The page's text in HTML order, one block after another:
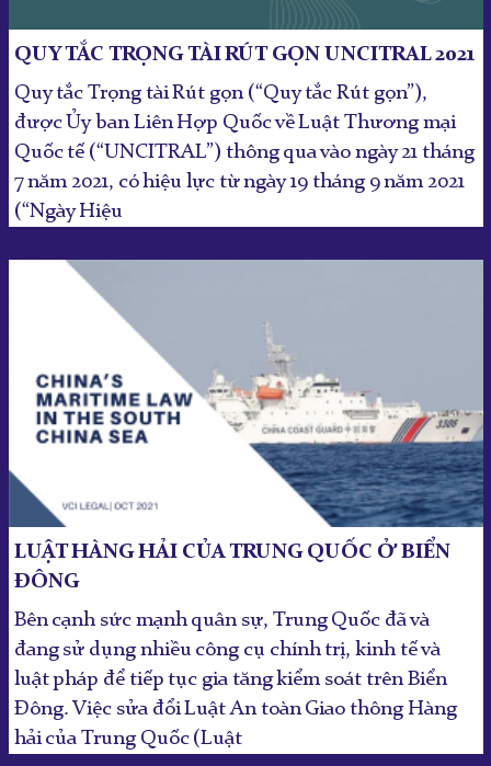
QUY TẮC TRỌNG TÀI RÚT GỌN UNCITRAL 2021
Quy tắc Trọng tài Rút gọn (“Quy tắc Rút gọn”),
được Ủy ban Liên Hợp Quốc về Luật Thương mại
Quốc tế (“UNCITRAL”) thông qua vào ngày 21 tháng
7 năm 2021, có hiệu lực từ ngày 19 tháng 9 năm 2021
(“Ngày Hiệu
LUẬT HÀNG HẢI CỦA TRUNG QUỐC Ở BIỂN
ĐÔNG
Bên cạnh sức mạnh quân sự, Trung Quốc đã và
đang sử dụng nhiều công cụ chính trị, kinh tế và
luật pháp để tiếp tục gia tăng kiểm soát trên Biển
Đông. Việc sửa đổi Luật An toàn Giao thông Hàng
hải của Trung Quốc (Luật